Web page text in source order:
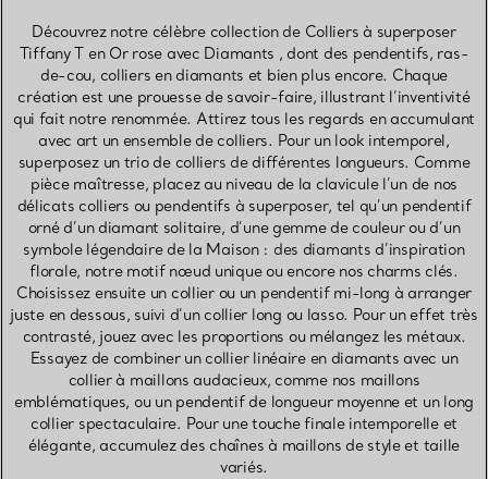
Découvrez notre célèbre collection de Colliers à superposer
Tiffany T en Or rose avec Diamants , dont des pendentifs, ras-
de-cou, colliers en diamants et bien plus encore. Chaque
création est une prouesse de savoir-faire, illustrant l’inventivité
qui fait notre renommée. Attirez tous les regards en accumulant
avec art un ensemble de colliers. Pour un look intemporel,
superposez un trio de colliers de différentes longueurs. Comme
pièce maîtresse, placez au niveau de la clavicule l’un de nos
délicats colliers ou pendentifs à superposer, tel qu’un pendentif
orné d’un diamant solitaire, d’une gemme de couleur ou d’un
symbole légendaire de la Maison : des diamants d’inspiration
florale, notre motif nœud unique ou encore nos charms clés.
Choisissez ensuite un collier ou un pendentif mi-long à arranger
juste en dessous, suivi d’un collier long ou lasso. Pour un effet très
contrasté, jouez avec les proportions ou mélangez les métaux.
Essayez de combiner un collier linéaire en diamants avec un
collier à maillons audacieux, comme nos maillons
emblématiques, ou un pendentif de longueur moyenne et un long
collier spectaculaire. Pour une touche finale intemporelle et
élégante, accumulez des chaînes à maillons de style et taille
variés.